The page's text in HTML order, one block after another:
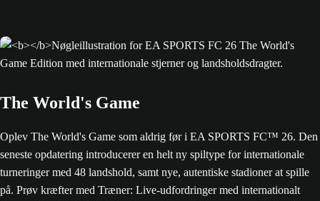
The World's Game
Oplev The World's Game som aldrig før i EA SPORTS FC™ 26. Den
seneste opdatering introducerer en helt ny spiltype for internationale
turneringer med 48 landshold, samt nye, autentiske stadioner at spille
på. Prøv kræfter med Træner: Live-udfordringer med internationalt